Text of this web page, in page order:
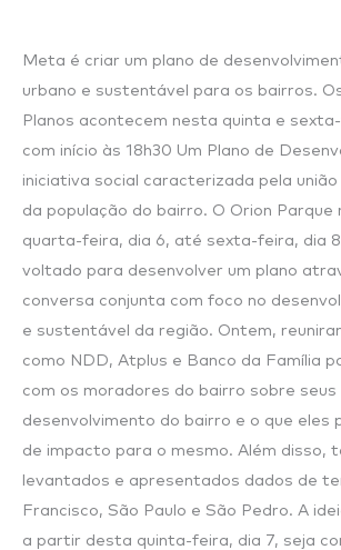
Meta é criar um plano de
urbano e sustentável para os bairros.
Planos acontecem nesta quinta e
com início às 18h30 Um Plano de
iniciativa social caracterizada pela
da população do bairro. O Orion Parque
quarta-feira, dia 6, até sexta-feira, dia
voltado para desenvolver um plano
conversa conjunta com foco no
e sustentável da região. Ontem,
como NDD, Atplus e Banco da Família
com os moradores do bairro sobre
desenvolvimento do bairro e o que eles
de impacto para o mesmo. Além disso,
levantados e apresentados dados de
Francisco, São Paulo e São Pedro. A
a partir desta quinta-feira, dia 7, seja
Econômico
para
os
bairros
São
Pedro,
São
Francisco
e
São
Paulo